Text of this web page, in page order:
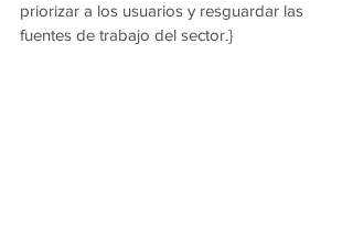
priorizar a los usuarios y resguardar las
fuentes de trabajo del sector.}